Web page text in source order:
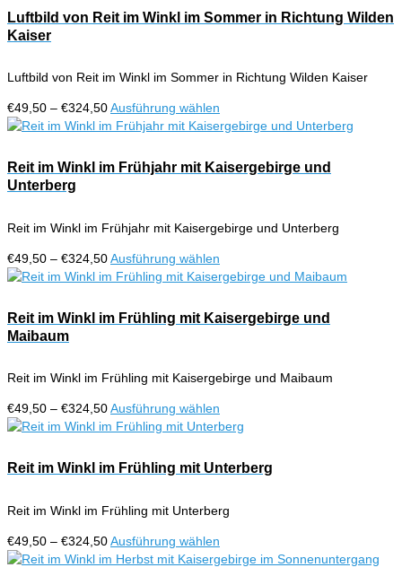
Luftbild von Reit im Winkl im Sommer in Richtung Wilden
Kaiser
Luftbild von Reit im Winkl im Sommer in Richtung Wilden Kaiser
€49,50 – €324,50Preisspanne:
€49,50
€324,50
Ausführung wählen
Produkt
mehrere
Varianten
Optionen
auf
der
gewählt
Reit im Winkl im Frühjahr mit Kaisergebirge und
Unterberg
Reit im Winkl im Frühjahr mit Kaisergebirge und Unterberg
€49,50 – €324,50Preisspanne:
€49,50
€324,50
Ausführung wählen
Produkt
mehrere
Varianten
Optionen
auf
der
gewählt
Reit im Winkl im Frühling mit Kaisergebirge und
Maibaum
Reit im Winkl im Frühling mit Kaisergebirge und Maibaum
€49,50 – €324,50Preisspanne:
€49,50
€324,50
Ausführung wählen
Produkt
mehrere
Varianten
Die
können
auf
Reit im Winkl im Frühling mit Unterberg
Reit im Winkl im Frühling mit Unterberg
€49,50 – €324,50Preisspanne:
€49,50
Ausführung wählen
Produkt